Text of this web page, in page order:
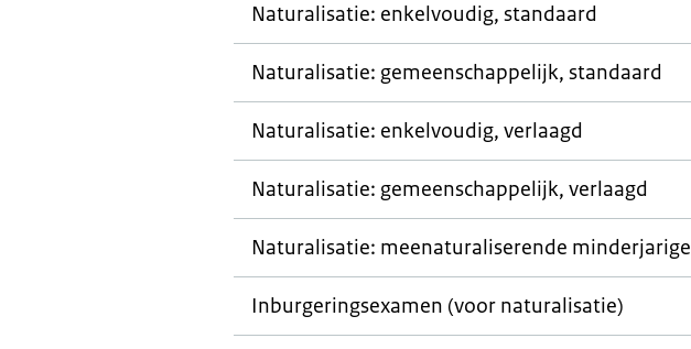
Naturalisatie: enkelvoudig, standaard
Naturalisatie: gemeenschappelijk, standaard
Naturalisatie: enkelvoudig, verlaagd
Naturalisatie: gemeenschappelijk, verlaagd
Naturalisatie: meenaturaliserende minderjarige
Inburgeringsexamen (voor naturalisatie)